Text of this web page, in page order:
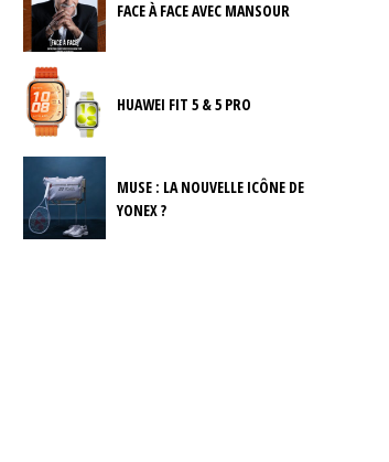
FACE À FACE AVEC MANSOUR
HUAWEI FIT 5 & 5 PRO
MUSE : LA NOUVELLE ICÔNE DE
YONEX ?